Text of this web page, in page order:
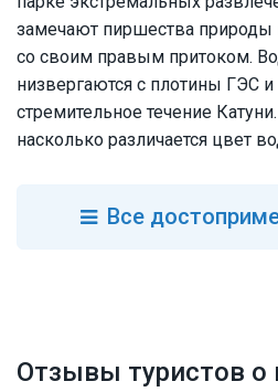
замечают пиршества природы
со своим правым притоком.
низвергаются с плотины ГЭС
стремительное течение
насколько различается цвет
Все
Отзывы туристов о